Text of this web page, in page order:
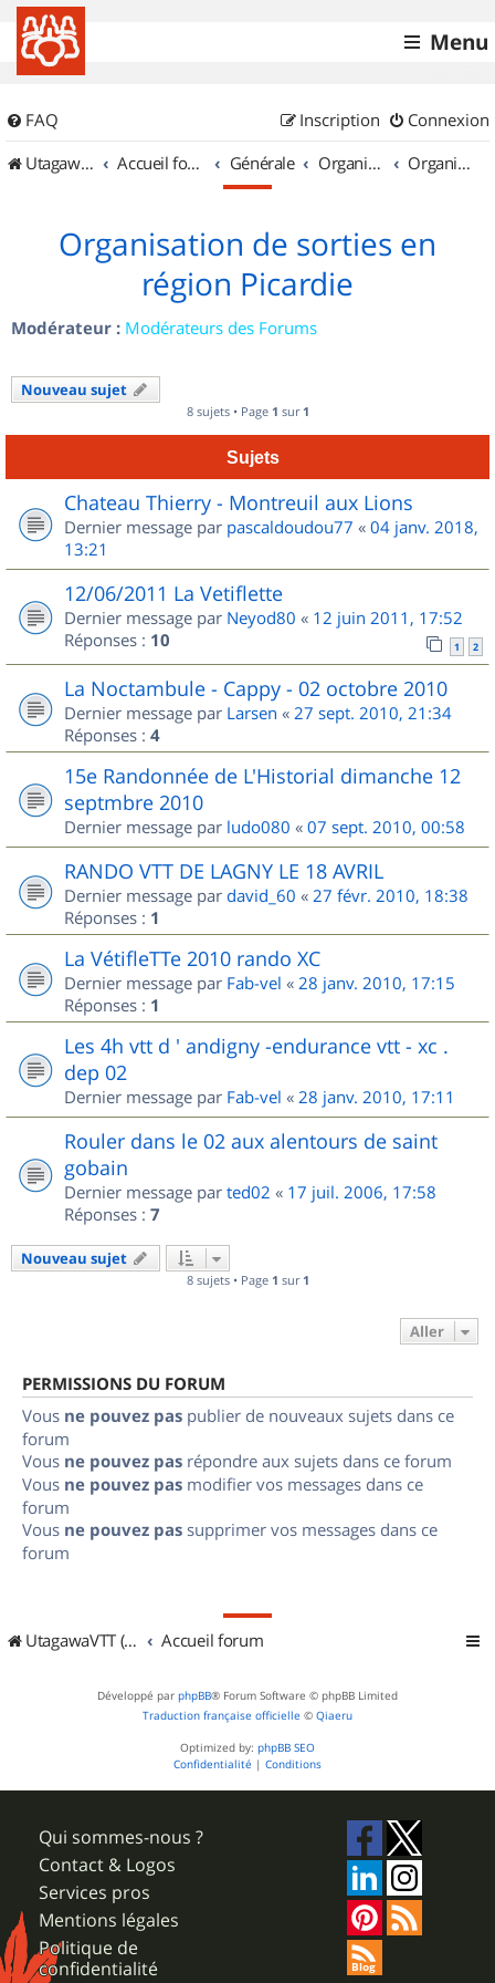
Menu
FAQ Connexion
Inscription
UtagawaVTT (Randos VTT et VTTAE avec traces GPS)
Accueil forum Générale Organisation de sorties & Recherche de partenaires Organisation de sorties en région Picardie
Organisation de sorties en
région Picardie
Modérateur : Modérateurs des Forums
Nouveau sujet
8 sujets • Page 1 sur 1
Sujets
Chateau Thierry - Montreuil aux Lions
Dernier message par pascaldoudou77 « 04 janv. 2018,
13:21
12/06/2011 La Vetiflette
Dernier message par Neyod80 « 12 juin 2011, 17:52
Réponses : 10 1 2
La Noctambule - Cappy - 02 octobre 2010
Dernier message par Larsen « 27 sept. 2010, 21:34
Réponses : 4
15e Randonnée de L'Historial dimanche 12
septmbre 2010
Dernier message par ludo080 « 07 sept. 2010, 00:58
RANDO VTT DE LAGNY LE 18 AVRIL
Dernier message par david_60 « 27 févr. 2010, 18:38
Réponses : 1
La VétifleTTe 2010 rando XC
Dernier message par Fab-vel « 28 janv. 2010, 17:15
Réponses : 1
Les 4h vtt d ' andigny -endurance vtt - xc .
dep 02
Dernier message par Fab-vel « 28 janv. 2010, 17:11
Rouler dans le 02 aux alentours de saint
gobain
Dernier message par ted02 « 17 juil. 2006, 17:58
Réponses : 7
Nouveau sujet
8 sujets • Page 1 sur 1
Aller
PERMISSIONS DU FORUM
Vous ne pouvez pas publier de nouveaux sujets dans ce
forum
Vous ne pouvez pas répondre aux sujets dans ce forum
Vous ne pouvez pas modifier vos messages dans ce
forum
Vous ne pouvez pas supprimer vos messages dans ce
forum
UtagawaVTT (Randos VTT et VTTAE avec traces GPS) Accueil forum
Développé par phpBB® Forum Software © phpBB Limited
Traduction française officielle © Qiaeru
Optimized by: phpBB SEO
Confidentialité | Conditions
Qui sommes-nous ?
Contact & Logos
Services pros
Mentions légales
Politique de
confidentialité